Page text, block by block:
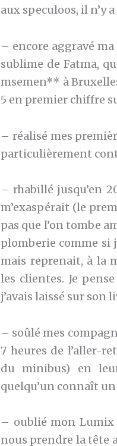
aux speculoos, il n’y
– encore aggravé
sublime de Fatma,
msemen** à
5 en premier chiffre
– réalisé mes
particulièrement
– rhabillé jusqu’en
m’exaspérait (le
pas que l’on tombe
plomberie comme si
mais reprenait, à la
les clientes. Je
j’avais laissé sur son
– soûlé mes
7 heures de l’aller-
du minibus) en
quelqu’un connaît
– oublié mon Lumix
nous prendre la tête